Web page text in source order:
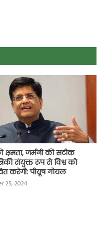
क्षमता, जर्मनी की सटीक
संयुक्त रूप से विश्व को
करेगी: पीयूष गोयल
25, 2024